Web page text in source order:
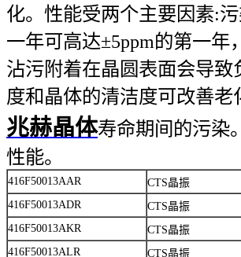
化。性能受两个主要因素:
一年可高达±5ppm的第一
沾污附着在晶圆表面会导
度和晶体的清洁度可改善
兆赫晶体寿命期间的污染
性能。
416F50013AAR CTS晶振
416F50013ADR
CTS晶振
416F50013AKR
CTS晶振
416F50013ALR
CTS晶振